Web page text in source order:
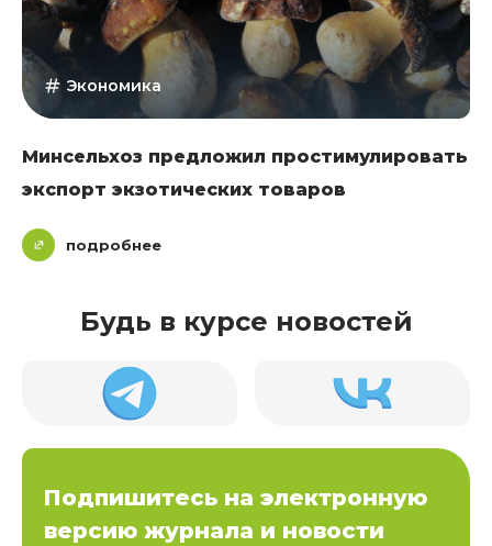
Экономика
Минсельхоз предложил простимулировать
экспорт экзотических товаров
подробнее
Будь в курсе новостей
Подпишитесь на электронную
версию журнала и новости